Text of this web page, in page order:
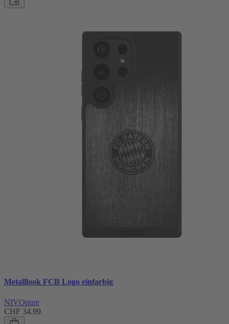
Metalllook FCB Logo einfarbig
NIVOpure
CHF 34.99